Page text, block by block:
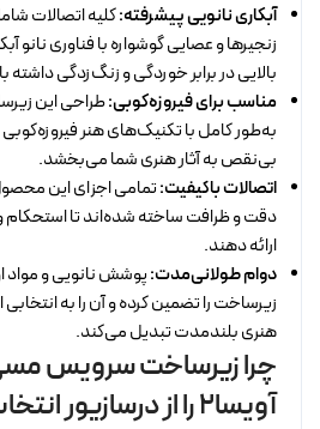
آبکاری نانویی پیشرفته:کلیه اتصالات
زنجیرها و عصایی گوشواره با فناوری نانو
بالایی در برابر خوردگی و زنگ‌زدگی داشته
مناسب برای فیروزه‌کوبی:طراحی این
به‌طور کامل با تکنیک‌های هنر فیروزه‌کوبی
بی‌نقص به آثار هنری شما می‌بخشد.
اتصالات باکیفیت:تمامی اجزای این
دقت و ظرافت ساخته شده‌اند تا استحکام و
ارائه دهند.
دوام طولانی‌مدت:پوشش نانویی و مواد
زیرساخت را تضمین کرده و آن را به انتخابی
هنری بلندمدت تبدیل می‌کند.
چرا زیرساخت سرویس
آویسا2 را از درسازیور انتخاب کنید؟